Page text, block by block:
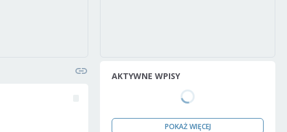
AKTYWNE WPISY
POKAŻ WIĘCEJ